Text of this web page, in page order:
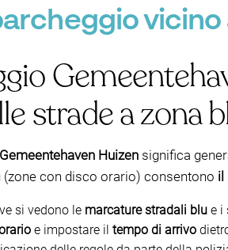
strade a zona
Huizen significa
(zone con disco orario) consentono il
si vedono le marcature stradali blu e i
e impostare il tempo di arrivo